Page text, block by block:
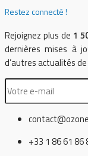
Restez connecté !
Rejoignez plus de 1
dernières mises à
d’autres actualités
+33 1 86 61 86